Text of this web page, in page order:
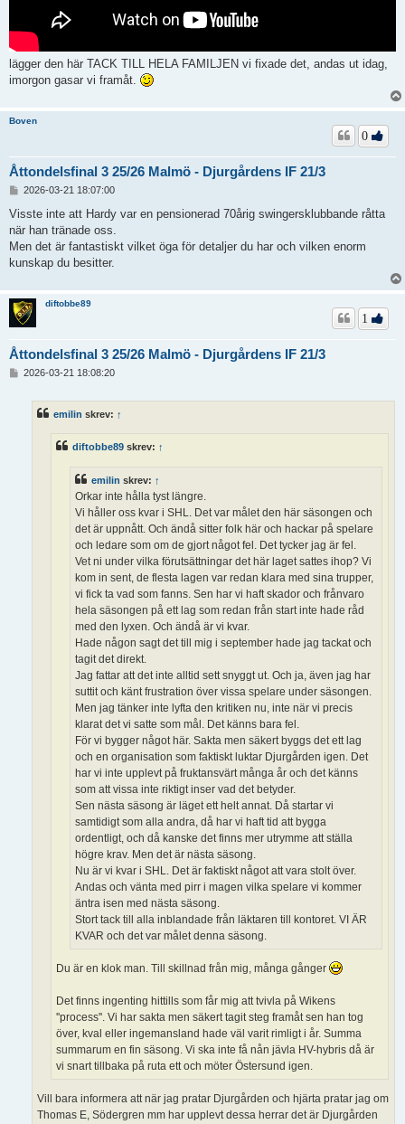
lägger den här TACK TILL HELA FAMILJEN vi fixade det, andas ut idag,
imorgon gasar vi framåt.
Boven
Åttondelsfinal 3 25/26 Malmö - Djurgårdens IF 21/3
0
l
ä
g
g
2026-03-21 18:07:00
Visste inte att Hardy var en pensionerad 70årig swingersklubbande råtta
när han tränade oss.
Men det är fantastiskt vilket öga för detaljer du har och vilken enorm
kunskap du besitter.
diftobbe89
Åttondelsfinal 3 25/26 Malmö - Djurgårdens IF 21/3
1
2026-03-21 18:08:20
emilin skrev: ↑
diftobbe89 skrev: ↑
emilin skrev: ↑
Orkar inte hålla tyst längre.
Vi håller oss kvar i SHL. Det var målet den här säsongen och
det är uppnått. Och ändå sitter folk här och hackar på spelare
och ledare som om de gjort något fel. Det tycker jag är fel.
Vet ni under vilka förutsättningar det här laget sattes ihop? Vi
kom in sent, de flesta lagen var redan klara med sina trupper,
vi fick ta vad som fanns. Sen har vi haft skador och frånvaro
hela säsongen på ett lag som redan från start inte hade råd
med den lyxen. Och ändå är vi kvar.
Hade någon sagt det till mig i september hade jag tackat och
tagit det direkt.
Jag fattar att det inte alltid sett snyggt ut. Och ja, även jag har
suttit och känt frustration över vissa spelare under säsongen.
Men jag tänker inte lyfta den kritiken nu, inte när vi precis
klarat det vi satte som mål. Det känns bara fel.
För vi bygger något här. Sakta men säkert byggs det ett lag
och en organisation som faktiskt luktar Djurgården igen. Det
har vi inte upplevt på fruktansvärt många år och det känns
som att vissa inte riktigt inser vad det betyder.
Sen nästa säsong är läget ett helt annat. Då startar vi
samtidigt som alla andra, då har vi haft tid att bygga
ordentligt, och då kanske det finns mer utrymme att ställa
högre krav. Men det är nästa säsong.
Nu är vi kvar i SHL. Det är faktiskt något att vara stolt över.
Andas och vänta med pirr i magen vilka spelare vi kommer
äntra isen med nästa säsong.
Stort tack till alla inblandade från läktaren till kontoret. VI ÄR
KVAR och det var målet denna säsong.
Du är en klok man. Till skillnad från mig, många gånger
Det finns ingenting hittills som får mig att tvivla på Wikens
''process''. Vi har sakta men säkert tagit steg framåt sen han tog
över, kval eller ingemansland hade väl varit rimligt i år. Summa
summarum en fin säsong. Vi ska inte få nån jävla HV-hybris då är
vi snart tillbaka på ruta ett och möter Östersund igen.
Vill bara informera att när jag pratar Djurgården och hjärta pratar jag om
Thomas E, Södergren mm har upplevt dessa herrar det är Djurgården